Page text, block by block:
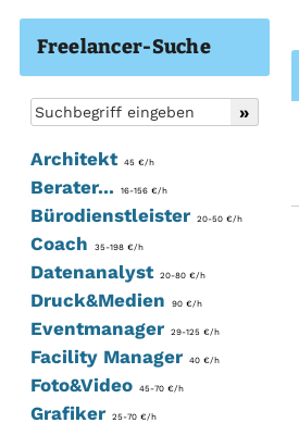
Freelancer-Suche
Architekt45 €/h
Berater...16-156 €/h
Bürodienstleister 20-50 €/h
Coach 35-198 €/h
Datenanalyst20-80 €/h
Druck&Medien 90 €/h
Eventmanager 29-125 €/h
Facility Manager 40 €/h
Foto&Video45-70 €/h
Grafiker 25-70 €/h